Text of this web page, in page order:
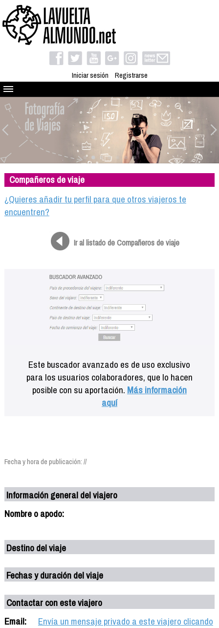
Iniciar sesión Registrarse
Quienes somos
El proyecto
Blog
Viaja con nosotros
Camino solidario
Libros
Compañeros de viaje
Compañeros de viaje
¿Quieres añadir tu perfil para que otros viajeros te
encuentren?
Ir al listado de Compañeros de viaje
Este buscador avanzado es de uso exclusivo
para los usuarios colaboradores, que lo hacen
posible con su aportación. Más información
aquí
Fecha y hora de publicación: //
Información general del viajero
Nombre o apodo:
Destino del viaje
Fechas y duración del viaje
Contactar con este viajero
Email:
Envía un mensaje privado a este viajero clicando